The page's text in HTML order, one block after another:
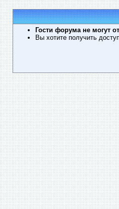
Гости форума не могут
Вы хотите получить